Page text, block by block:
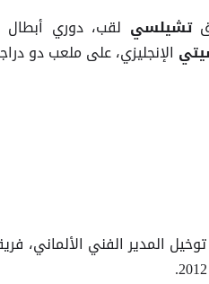
تشيلسي لقب، دوري
الإنجليزي، على ملعب دو
المدير الفني الألماني،